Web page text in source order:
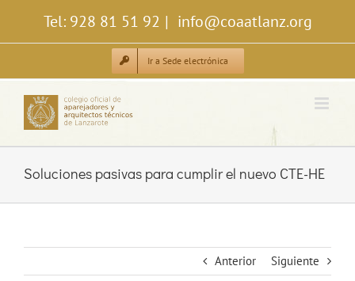
contenido
Tel: 928 81 51 92 | info@coaatlanz.org
Ir a Sede electrónica
Soluciones pasivas para cumplir el nuevo CTE-HE
Anterior Siguiente